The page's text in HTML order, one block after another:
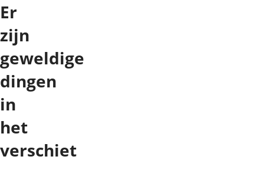
Er
zijn
geweldige
dingen
in
het
verschiet